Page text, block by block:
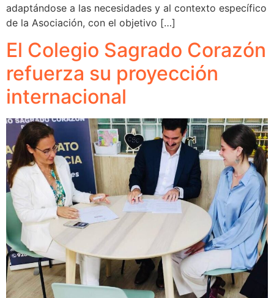
adaptándose a las necesidades y al contexto específico
de la Asociación, con el objetivo […]
El Colegio Sagrado Corazón
refuerza su proyección
internacional